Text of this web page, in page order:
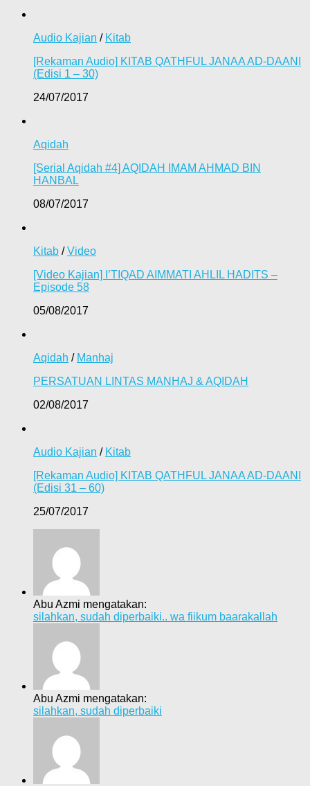
Audio Kajian / Kitab
[Rekaman Audio] KITAB QATHFUL JANAA AD-DAANI
(Edisi 1 – 30)
24/07/2017
Aqidah
[Serial Aqidah #4] AQIDAH IMAM AHMAD BIN
HANBAL
08/07/2017
Kitab /Video
[Video Kajian] I’TIQAD AIMMATI AHLIL HADITS –
Episode 58
05/08/2017
Aqidah / Manhaj
PERSATUAN LINTAS MANHAJ & AQIDAH
02/08/2017
Audio Kajian / Kitab
[Rekaman Audio] KITAB QATHFUL JANAA AD-DAANI
(Edisi 31 – 60)
25/07/2017
Abu Azmi mengatakan:
silahkan, sudah diperbaiki.. wa fiikum baarakallah
Abu Azmi mengatakan:
silahkan, sudah diperbaiki